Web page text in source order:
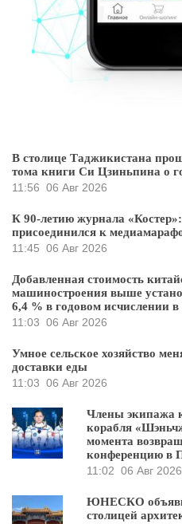
В столице Таджикистана
тома книги Си Цзиньпина о
11:56 06 Авг 2026
К 90-летию журнала
присоединился к
11:45 06 Авг 2026
Добавленная стоимость
машиностроения выше
6,4 % в годовом исчислении
11:03 06 Авг 2026
Умное сельское хозяйство
доставки еды
11:03 06 Авг 2026
Члены экипажа
корабля
момента
конференцию в
11:02 06 Авг 2026
ЮНЕСКО
столицей